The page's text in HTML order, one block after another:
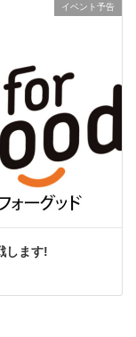
イベント予告
します!